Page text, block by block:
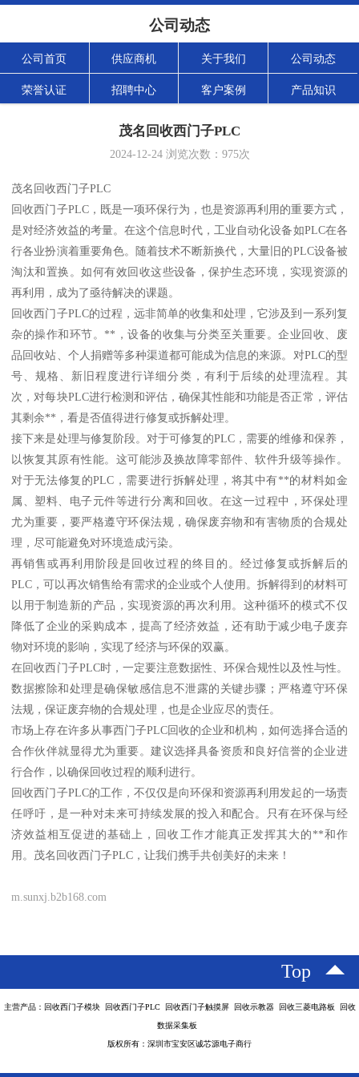
公司动态
公司首页 供应商机 关于我们 公司动态
荣誉认证 招聘中心 客户案例 产品知识
茂名回收西门子PLC
2024-12-24浏览次数： 975次
茂名回收西门子PLC
回收西门子PLC，既是一项环保行为，也是资源再利用的重要方式，
是对经济效益的考量。在这个信息时代，工业自动化设备如PLC在各
行各业扮演着重要角色。随着技术不断新换代，大量旧的PLC设备被
淘汰和置换。如何有效回收这些设备，保护生态环境，实现资源的
再利用，成为了亟待解决的课题。
回收西门子PLC的过程，远非简单的收集和处理，它涉及到一系列复
杂的操作和环节。**，设备的收集与分类至关重要。企业回收、废
品回收站、个人捐赠等多种渠道都可能成为信息的来源。对PLC的型
号、规格、新旧程度进行详细分类，有利于后续的处理流程。其
次，对每块PLC进行检测和评估，确保其性能和功能是否正常，评估
其剩余**，看是否值得进行修复或拆解处理。
接下来是处理与修复阶段。对于可修复的PLC，需要的维修和保养，
以恢复其原有性能。这可能涉及换故障零部件、软件升级等操作。
对于无法修复的PLC，需要进行拆解处理，将其中有**的材料如金
属、塑料、电子元件等进行分离和回收。在这一过程中，环保处理
尤为重要，要严格遵守环保法规，确保废弃物和有害物质的合规处
理，尽可能避免对环境造成污染。
再销售或再利用阶段是回收过程的终目的。经过修复或拆解后的
PLC，可以再次销售给有需求的企业或个人使用。拆解得到的材料可
以用于制造新的产品，实现资源的再次利用。这种循环的模式不仅
降低了企业的采购成本，提高了经济效益，还有助于减少电子废弃
物对环境的影响，实现了经济与环保的双赢。
在回收西门子PLC时，一定要注意数据性、环保合规性以及性与性。
数据擦除和处理是确保敏感信息不泄露的关键步骤；严格遵守环保
法规，保证废弃物的合规处理，也是企业应尽的责任。
市场上存在许多从事西门子PLC回收的企业和机构，如何选择合适的
合作伙伴就显得尤为重要。建议选择具备资质和良好信誉的企业进
行合作，以确保回收过程的顺利进行。
回收西门子PLC的工作，不仅仅是向环保和资源再利用发起的一场责
任呼吁，是一种对未来可持续发展的投入和配合。只有在环保与经
济效益相互促进的基础上，回收工作才能真正发挥其大的**和作
用。茂名回收西门子PLC，让我们携手共创美好的未来！
m.sunxj.b2b168.com
Top
主营产品：回收西门子模块 回收西门子PLC 回收西门子触摸屏 回收示教器 回收三菱电路板 回收
数据采集板
版权所有：深圳市宝安区诚芯源电子商行